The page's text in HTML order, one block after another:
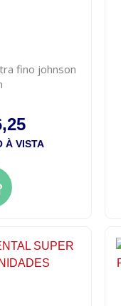
fino johnson
À VISTA